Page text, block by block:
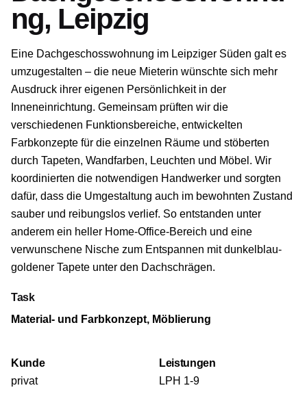
ng, Leipzig
Eine Dachgeschosswohnung im Leipziger Süden galt es
umzugestalten – die neue Mieterin wünschte sich mehr
Ausdruck ihrer eigenen Persönlichkeit in der
Inneneinrichtung. Gemeinsam prüften wir die
verschiedenen Funktionsbereiche, entwickelten
Farbkonzepte für die einzelnen Räume und stöberten
durch Tapeten, Wandfarben, Leuchten und Möbel. Wir
koordinierten die notwendigen Handwerker und sorgten
dafür, dass die Umgestaltung auch im bewohnten Zustand
sauber und reibungslos verlief. So entstanden unter
anderem ein heller Home-Office-Bereich und eine
verwunschene Nische zum Entspannen mit dunkelblau-
goldener Tapete unter den Dachschrägen.
Task
Material- und Farbkonzept, Möblierung
Kunde
privat
Leistungen
LPH 1-9